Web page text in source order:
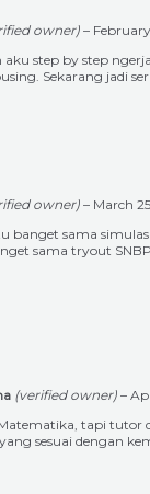
owner)–
step by step
Sekarang jadi
owner)– March
banget sama
sama tryout SNBP
(verified owner) –
tapi tutor
sesuai dengan